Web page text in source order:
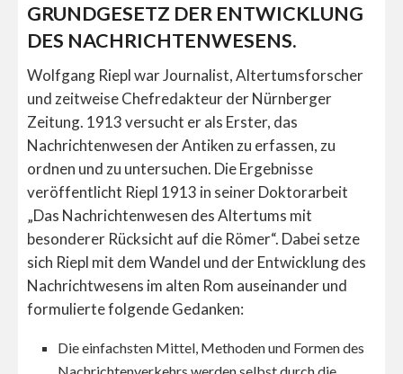
GRUNDGESETZ DER ENTWICKLUNG
DES NACHRICHTENWESENS.
Wolfgang Riepl war Journalist, Altertumsforscher
und zeitweise Chefredakteur der Nürnberger
Zeitung. 1913 versucht er als Erster, das
Nachrichtenwesen der Antiken zu erfassen, zu
ordnen und zu untersuchen. Die Ergebnisse
veröffentlicht Riepl 1913 in seiner Doktorarbeit
„Das Nachrichtenwesen des Altertums mit
besonderer Rücksicht auf die Römer“. Dabei setze
sich Riepl mit dem Wandel und der Entwicklung des
Nachrichtwesens im alten Rom auseinander und
formulierte folgende Gedanken:
Die einfachsten Mittel, Methoden und Formen des